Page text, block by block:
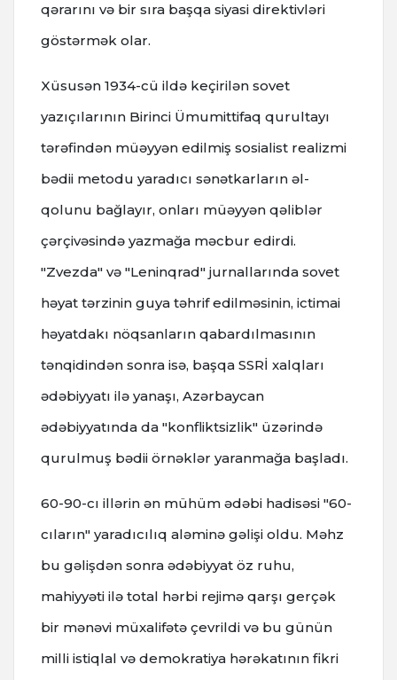
qərarını və bir sıra başqa siyasi direktivləri
göstərmək olar.
Xüsusən 1934-cü ildə keçirilən sovet
yazıçılarının Birinci Ümumittifaq qurultayı
tərəfindən müəyyən edilmiş sosialist realizmi
bədii metodu yaradıcı sənətkarların əl-
qolunu bağlayır, onları müəyyən qəliblər
çərçivəsində yazmağa məcbur edirdi.
"Zvezda" və "Leninqrad" jurnallarında sovet
həyat tərzinin guya təhrif edilməsinin, ictimai
həyatdakı nöqsanların qabardılmasının
tənqidindən sonra isə, başqa SSRİ xalqları
ədəbiyyatı ilə yanaşı, Azərbaycan
ədəbiyyatında da "konfliktsizlik" üzərində
qurulmuş bədii örnəklər yaranmağa başladı.
60-90-cı illərin ən mühüm ədəbi hadisəsi "60-
cıların" yaradıcılıq aləminə gəlişi oldu. Məhz
bu gəlişdən sonra ədəbiyyat öz ruhu,
mahiyyəti ilə total hərbi rejimə qarşı gerçək
bir mənəvi müxalifətə çevrildi və bu günün
milli istiqlal və demokratiya hərəkatının fikri